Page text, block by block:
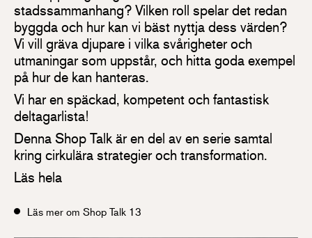
stadssammanhang? Vilken roll spelar det redan
byggda och hur kan vi bäst nyttja dess värden?
Vi vill gräva djupare i vilka svårigheter och
utmaningar som uppstår, och hitta goda exempel
på hur de kan hanteras.
Vi har en späckad, kompetent och fantastisk
deltagarlista!
Denna Shop Talk är en del av en serie samtal
kring cirkulära strategier och transformation.
Läs hela
Läs mer om Shop Talk 13